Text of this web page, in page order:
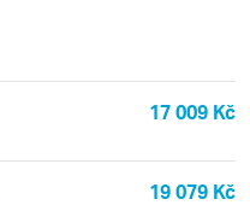
17 009 Kč
19 079 Kč